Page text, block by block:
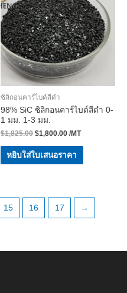
ซิลิกอนคาร์ไบด์สีดำ
98% SiC ซิลิกอนคาร์ไบด์สีดำ 0-
1 มม. 1-3 มม.
$1,825.00 $1,800.00 /MT
หยิบใส่ใบเสนอราคา
15 16 17 →